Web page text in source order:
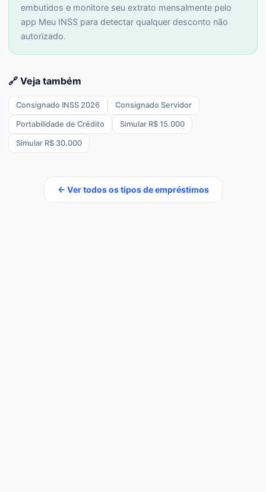
embutidos e monitore seu extrato mensalmente pelo
app Meu INSS para detectar qualquer desconto não
autorizado.
🔗 Veja também
Consignado INSS 2026 Consignado Servidor
Portabilidade de Crédito Simular R$ 15.000
Simular R$ 30.000
← Ver todos os tipos de empréstimos